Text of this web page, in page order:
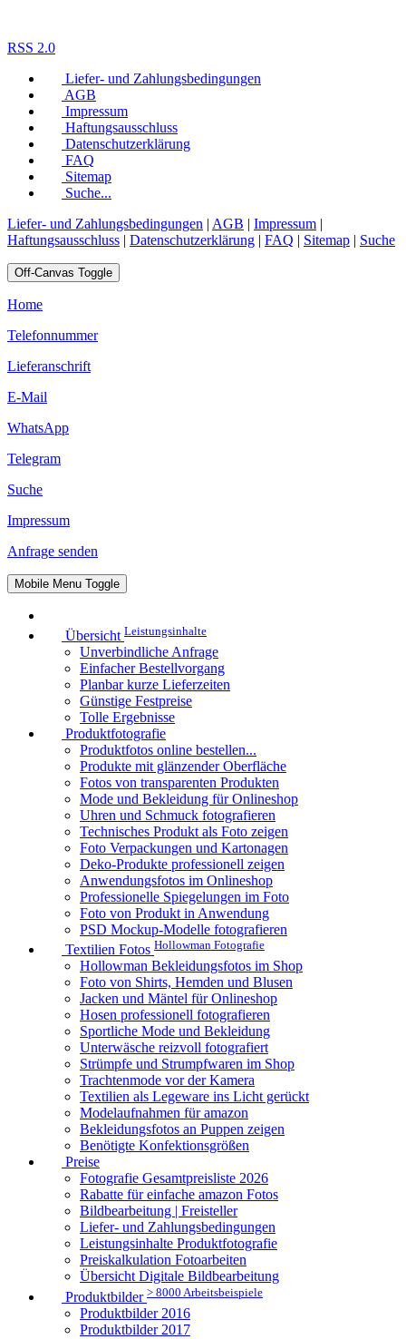
RSS 2.0
Liefer- und Zahlungsbedingungen
AGB
Impressum
Haftungsausschluss
Datenschutzerklärung
FAQ
Sitemap
Suche...
Liefer- und Zahlungsbedingungen | AGB | Impressum |
Haftungsausschluss | Datenschutzerklärung | FAQ | Sitemap | Suche
Off-Canvas Toggle
Home
Telefonnummer
Lieferanschrift
E-Mail
WhatsApp
Telegram
Suche
Impressum
Anfrage senden
Mobile Menu Toggle
Übersicht Leistungsinhalte
Unverbindliche Anfrage
Einfacher Bestellvorgang
Planbar kurze Lieferzeiten
Günstige Festpreise
Tolle Ergebnisse
Produktfotografie
Produktfotos online bestellen...
Produkte mit glänzender Oberfläche
Fotos von transparenten Produkten
Mode und Bekleidung für Onlineshop
Uhren und Schmuck fotografieren
Technisches Produkt als Foto zeigen
Foto Verpackungen und Kartonagen
Deko-Produkte professionell zeigen
Anwendungsfotos im Onlineshop
Professionelle Spiegelungen im Foto
Foto von Produkt in Anwendung
PSD Mockup-Modelle fotografieren
Textilien Fotos Hollowman Fotografie
Hollowman Bekleidungsfotos im Shop
Foto von Shirts, Hemden und Blusen
Jacken und Mäntel für Onlineshop
Hosen professionell fotografieren
Sportliche Mode und Bekleidung
Unterwäsche reizvoll fotografiert
Strümpfe und Strumpfwaren im Shop
Trachtenmode vor der Kamera
Textilien als Legeware ins Licht gerückt
Modelaufnahmen für amazon
Bekleidungsfotos an Puppen zeigen
Benötigte Konfektionsgrößen
Preise
Fotografie Gesamtpreisliste 2026
Rabatte für einfache amazon Fotos
Bildbearbeitung | Freisteller
Liefer- und Zahlungsbedingungen
Leistungsinhalte Produktfotografie
Preiskalkulation Fotoarbeiten
Übersicht Digitale Bildbearbeitung
Produktbilder > 8000 Arbeitsbeispiele
Produktbilder 2016
Produktbilder 2017